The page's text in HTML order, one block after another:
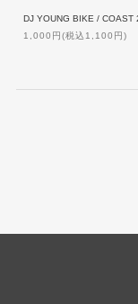
1,000円(税込1,100円)